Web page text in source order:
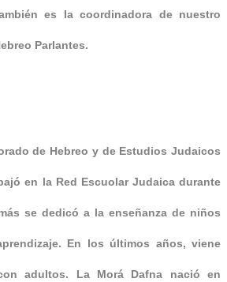
es la coordinadora de nuestro
Parlantes.
de Hebreo y de Estudios Judaicos
en la Red Escuolar Judaica durante
se dedicó a la enseñanza de niños
En los últimos años, viene
adultos. La Morá Dafna nació en